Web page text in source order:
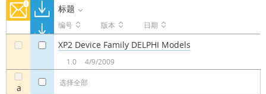
标题
编号 版本 日期
a 选择全部
XP2 Device Family DELPHI Models
1.0 4/9/2009